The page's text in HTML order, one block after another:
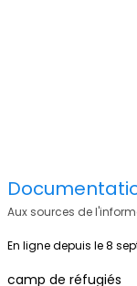
Aux sources de
En ligne depuis le 8
camp de réfugiés